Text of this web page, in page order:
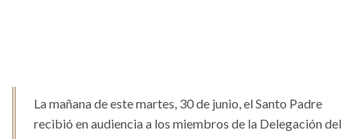
La mañana de este martes, 30 de junio, el Santo Padre
recibió en audiencia a los miembros de la Delegación del